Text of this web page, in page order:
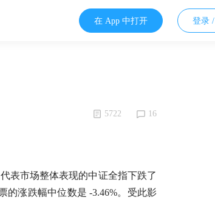
在 App 中打开 登录
5722 16
表市场整体表现的中证全指下跌了
的涨跌幅中位数是 -3.46%。受此影